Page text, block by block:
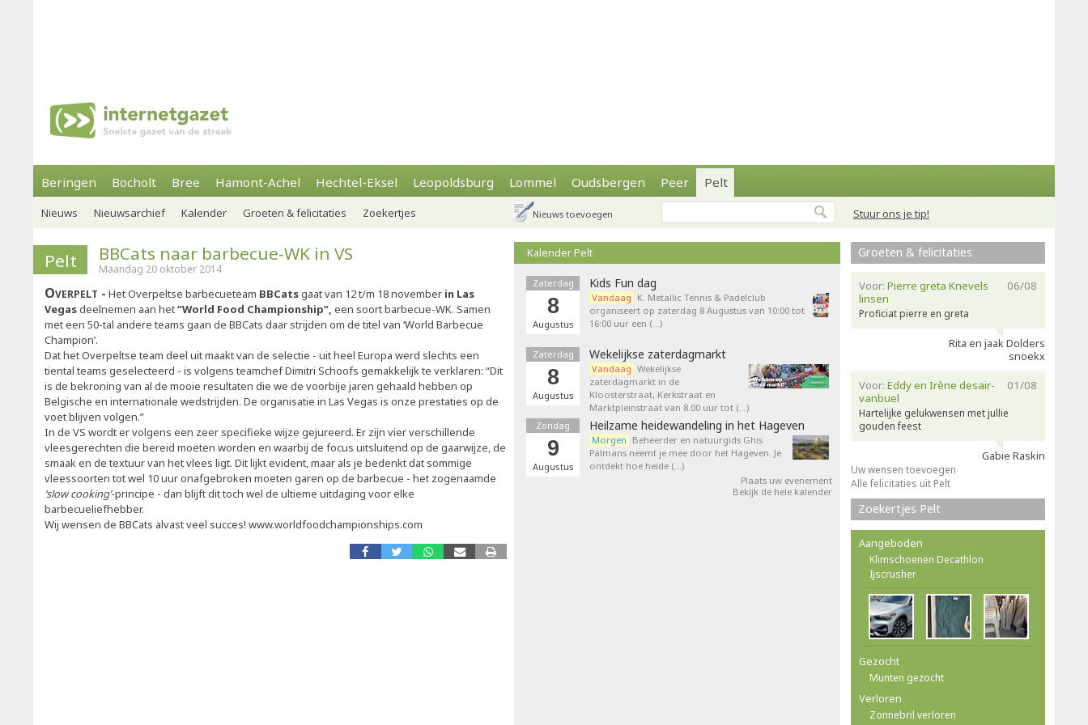
Beringen Bocholt Bree Hamont-Achel Hechtel-Eksel Leopoldsburg Lommel Oudsbergen Peer Pelt
Stuur ons je tip!
Nieuws Nieuwsarchief Kalender Groeten & felicitaties Zoekertjes Nieuws toevoegen
Pelt BBCats naar barbecue-WK in VS
Maandag 20 oktober 2014
Overpelt Het Overpeltse barbecueteam BBCatsgaat van 12 t/m 18 november in Las
Vegasdeelnemen aan het“World Food Championship”, een soort barbecue-WK. Samen
met een 50-tal andere teams gaan de BBCats daar strijden om de titel van ‘World Barbecue
Champion’.
Dat het Overpeltse team deel uit maakt van de selectie - uit heel Europa werd slechts een
tiental teams geselecteerd - is volgens teamchef Dimitri Schoofs gemakkelijk te verklaren: “Dit
is de bekroning van al de mooie resultaten die we de voorbije jaren gehaald hebben op
Belgische en internationale wedstrijden. De organisatie in Las Vegas is onze prestaties op de
voet blijven volgen.”
In de VS wordt er volgens een zeer specifieke wijze gejureerd. Er zijn vier verschillende
vleesgerechten die bereid moeten worden en waarbij de focus uitsluitend op de gaarwijze, de
smaak en de textuur van het vlees ligt. Dit lijkt evident, maar als je bedenkt dat sommige
vleessoorten tot wel 10 uur onafgebroken moeten garen op de barbecue - het zogenaamde
‘slow cooking’-principe - dan blijft dit toch wel de ultieme uitdaging voor elke
barbecueliefhebber.
Wij wensen de BBCats alvast veel succes! www.worldfoodchampionships.com
Kalender Pelt
Zaterdag
8
Augustus
Kids Fun dag
Vandaag K. Metallic Tennis & Padelclub
organiseert op zaterdag 8 Augustus van 10:00 tot
16:00 uur een (…)
Zaterdag
8
Augustus
Wekelijkse zaterdagmarkt
Vandaag Wekelijkse
zaterdagmarkt in de
Kloosterstraat, Kerkstraat en
Marktpleinstraat van 8.00 uur tot (…)
Zondag
9
Augustus
Heilzame heidewandeling in het Hageven
Morgen Beheerder en natuurgids Ghis
Palmans neemt je mee door het Hageven. Je
ontdekt hoe heide (…)
Plaats uw evenement
Bekijk de hele kalender
Groeten & felicitaties
06/08
Voor: Pierre greta Knevels
linsen
Proficiat pierre en greta
Rita en jaak Dolders
snoekx
01/08
Voor: Eddy en Irène desair-
vanbuel
Hartelijke gelukwensen met jullie
gouden feest
Gabie Raskin
Uw wensen toevoegen
Alle felicitaties uit Pelt
Zoekertjes Pelt
Aangeboden
Klimschoenen Decathlon
Ijscrusher
Gezocht
Munten gezocht
Verloren
Zonnebril verloren